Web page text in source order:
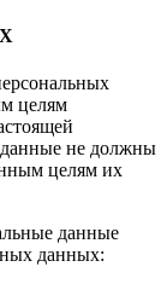
целям
не должны
целям их
данные
данных: